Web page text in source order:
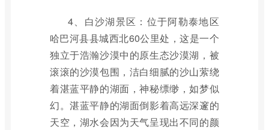
4、白沙湖景区：位于阿勒泰地区
哈巴河县县城西北60公里处，这是一个
独立于浩瀚沙漠中的原生态沙漠湖，被
滚滚的沙漠包围，洁白细腻的沙山萦绕
着湛蓝平静的湖面，神秘缥缈，如梦似
幻。湛蓝平静的湖面倒影着高远深邃的
天空，湖水会因为天气呈现出不同的颜